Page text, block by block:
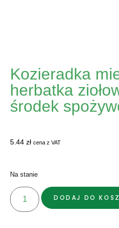
Kozieradka
herbatka
środek
5.44 zł cena z VAT
Na stanie
DODAJ DO